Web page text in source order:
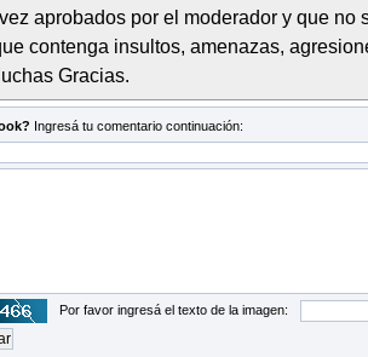
aprobados por el moderador y que no
contenga insultos, amenazas,
Gracias.
Ingresá tu comentario continuación:
Por favor ingresá el texto de la imagen: